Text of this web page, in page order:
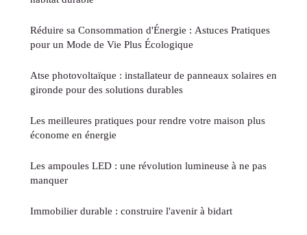
Réduire sa Consommation d'Énergie : Astuces Pratiques
pour un Mode de Vie Plus Écologique
Atse photovoltaïque : installateur de panneaux solaires en
gironde pour des solutions durables
Les meilleures pratiques pour rendre votre maison plus
économe en énergie
Les ampoules LED : une révolution lumineuse à ne pas
manquer
Immobilier durable : construire l'avenir à bidart